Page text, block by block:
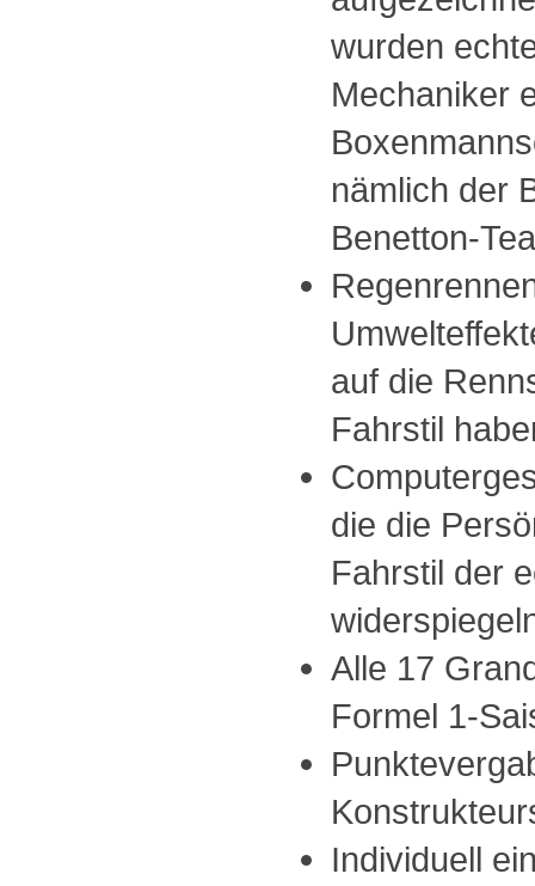
wurden
Mechaniker
nämlich der
Benetton-
auf die
Fahrstil
die die
Fahrstil der
Alle 17
Formel 1-
Individuell